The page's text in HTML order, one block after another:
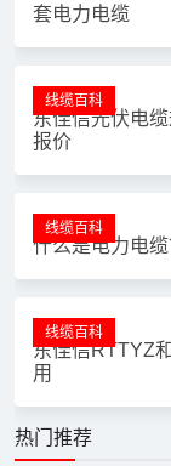
YJV22和YJV23
套电力电缆